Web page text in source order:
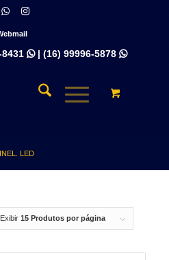
| (16) 99996-5878 
LED
Exibir 15 Produtos por página